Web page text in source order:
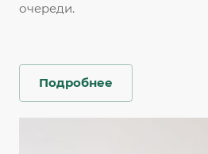
очереди.
Подробнее